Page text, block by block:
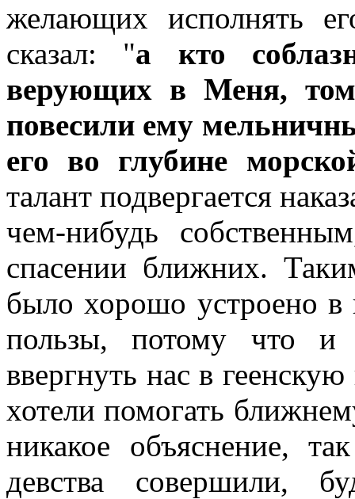
желающих исполнять
сказал: "а кто
верующих в Меня,
повесили ему
его во глубине
талант подвергается
чем-нибудь
спасении ближних.
было хорошо устроено
пользы, потому что и
ввергнуть нас в
хотели помогать
никакое объяснение,
девства совершили,